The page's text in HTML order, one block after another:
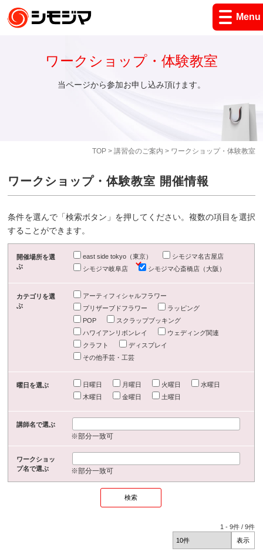
Menu
TOP> 講習会のご案内 > ワークショップ・体験教室
ワークショップ・体験教室
当ページから参加お申し込み頂けます。
ワークショップ・体験教室 開催情報
条件を選んで「検索ボタン」を押してください。複数の項目を選択
することができます。
開催場所を選
ぶ
east side tokyo（東京）
シモジマ名古屋店
シモジマ岐阜店
シモジマ心斎橋店（大阪）
カテゴリを選
ぶ
アーティフィシャルフラワー
プリザーブドフラワー
ラッピング
POP
スクラップブッキング
ハワイアンリボンレイ
ウェディング関連
クラフト
ディスプレイ
その他手芸・工芸
曜日を選ぶ 日曜日 月曜日 火曜日
水曜日
木曜日
金曜日 土曜日
講師名で選ぶ
※部分一致可
ワークショッ
プ名で選ぶ
※部分一致可
1 -9件 /9件